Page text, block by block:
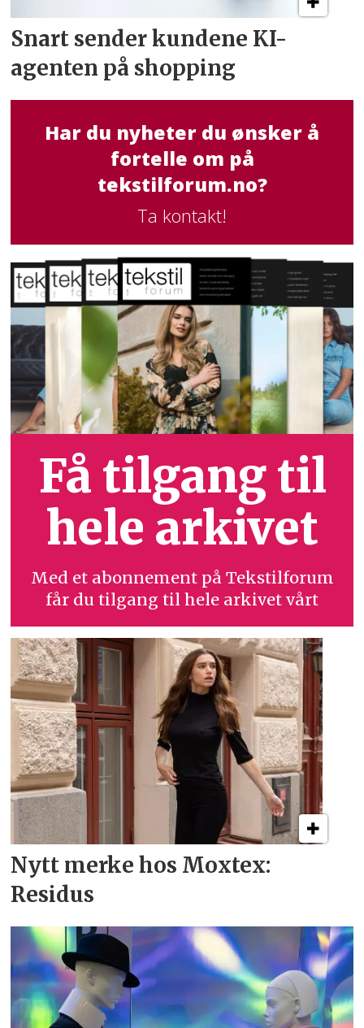
Snart sender kundene KI-
agenten på shopping
Har du nyheter du ønsker å
fortelle om på
tekstilforum.no?
Ta kontakt!
Få tilgang til
hele arkivet
Med et abonnement på Tekstilforum
får du tilgang til hele arkivet vårt
Nytt merke hos Moxtex:
Residus